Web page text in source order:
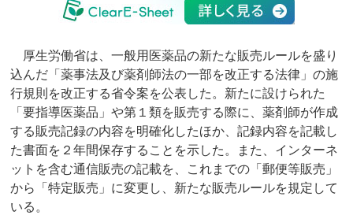
厚生労働省は、一般用医薬品の新たな販売ルールを盛り
込んだ「薬事法及び薬剤師法の一部を改正する法律」の施
行規則を改正する省令案を公表した。新たに設けられた
「要指導医薬品」や第１類を販売する際に、薬剤師が作成
する販売記録の内容を明確化したほか、記録内容を記載し
た書面を２年間保存することを示した。また、インターネ
ットを含む通信販売の記載を、これまでの「郵便等販売」
から「特定販売」に変更し、新たな販売ルールを規定して
いる。